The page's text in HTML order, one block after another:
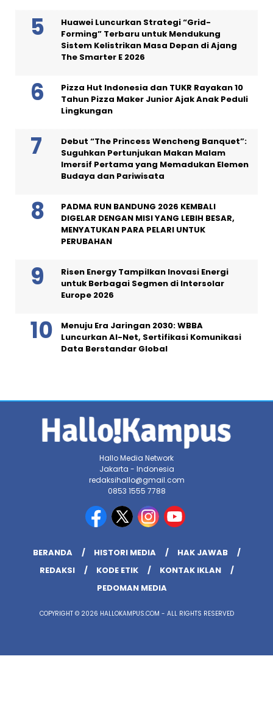
Huawei Luncurkan Strategi “Grid-
Forming” Terbaru untuk Mendukung
Sistem Kelistrikan Masa Depan di Ajang
The Smarter E 2026
Pizza Hut Indonesia dan TUKR Rayakan 10
Tahun Pizza Maker Junior Ajak Anak Peduli
Lingkungan
Debut “The Princess Wencheng Banquet”:
Suguhkan Pertunjukan Makan Malam
Imersif Pertama yang Memadukan Elemen
Budaya dan Pariwisata
PADMA RUN BANDUNG 2026 KEMBALI
DIGELAR DENGAN MISI YANG LEBIH BESAR,
MENYATUKAN PARA PELARI UNTUK
PERUBAHAN
Risen Energy Tampilkan Inovasi Energi
untuk Berbagai Segmen di Intersolar
Europe 2026
Menuju Era Jaringan 2030: WBBA
Luncurkan AI-Net, Sertifikasi Komunikasi
Data Berstandar Global
Hallo Media Network
Jakarta - Indonesia
redaksihallo@gmail.com
0853 1555 7788
BERANDA HISTORI MEDIA
HAK JAWAB
REDAKSI
KODE ETIK
KONTAK IKLAN
PEDOMAN MEDIA
COPYRIGHT © 2026 HALLOKAMPUS.COM - ALL RIGHTS RESERVED